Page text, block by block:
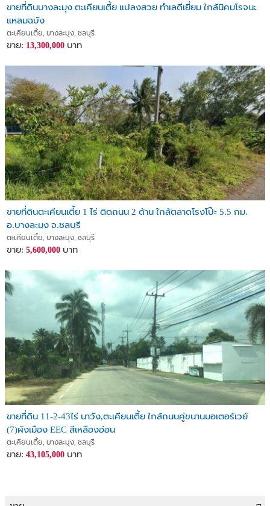
ขายที่ดินบางละมุง ตะเคียนเตี้ย แปลงสวย ทำเลดีเยี่ยม ใกล้นิคมโรจนะ
แหลมฉบัง
ตะเคียนเตี้ย, บางละมุง, ชลบุรี
ขาย: 13,300,000 บาท
ขายที่ดินตะเคียนเตี้ย 1 ไร่ ติดถนน 2 ด้าน ใกล้ตลาดโรงโป๊ะ 5.5 กม.
อ.บางละมุง จ.ชลบุรี
ตะเคียนเตี้ย, บางละมุง, ชลบุรี
ขาย: 5,600,000 บาท
ขายที่ดิน 11-2-43ไร่ นาวัง,ตะเคียนเตี้ย ใกล้ถนนคู่ขนานมอเตอร์เวย์
(7)ผังเมือง EEC สีเหลืองอ่อน
ตะเคียนเตี้ย, บางละมุง, ชลบุรี
ขาย: 43,105,000 บาท